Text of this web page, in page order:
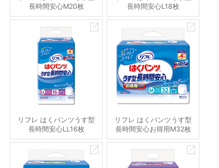
長時間安心M20枚
長時間安心L18枚
リフレ はくパンツうす型
長時間安心LL16枚
リフレ はくパンツうす型
長時間安心お得用M32枚